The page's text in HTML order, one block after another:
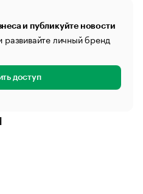
и публикуйте новости
развивайте личный бренд
доступ